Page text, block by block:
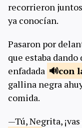
recorrieron
ya conocían.
Pasaron por
que estaba
enfadada
con
gallina negra
comida.
—Tú, Negrita,